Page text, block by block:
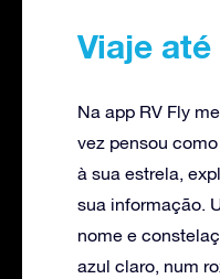
Viaje
Na app RV Fly
vez pensou
à sua estrela,
sua informação.
nome e
azul claro, num